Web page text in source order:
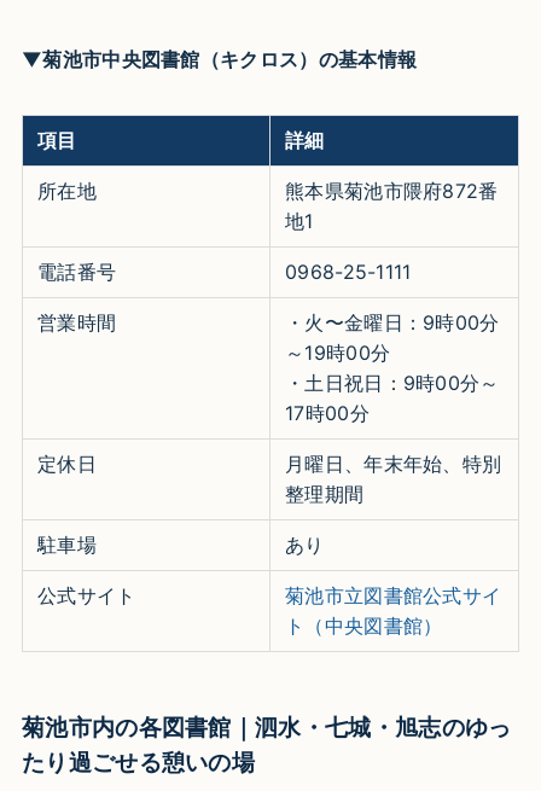
▼菊池市中央図書館（キクロス）の基本情報
項目 詳細
所在地
熊本県菊池市隈府872番
地1
電話番号 0968-25-1111
営業時間
・火〜金曜日：9時00分
～19時00分
・土日祝日：9時00分～
17時00分
定休日
月曜日、年末年始、特別
整理期間
駐車場 あり
公式サイト
菊池市立図書館公式サイ
ト（中央図書館）
菊池市内の各図書館｜泗水・七城・旭志のゆっ
たり過ごせる憩いの場